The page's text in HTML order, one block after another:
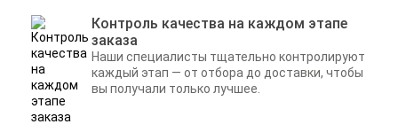
Контроль качества на каждом этапе
заказа
Наши специалисты тщательно контролируют
каждый этап — от отбора до доставки, чтобы
вы получали только лучшее.